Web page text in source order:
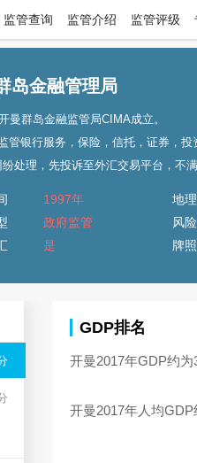
监管查询 监管介绍 监管评级
岛金融管理局
曼群岛金融监管局CIMA成立。
管银行服务，保险，信托，证券，
处理，先投诉至外汇交易平台，不
1997年
政府监管
是
地
风
牌
GDP排名
开曼2017年GDP约
开曼2017年人均